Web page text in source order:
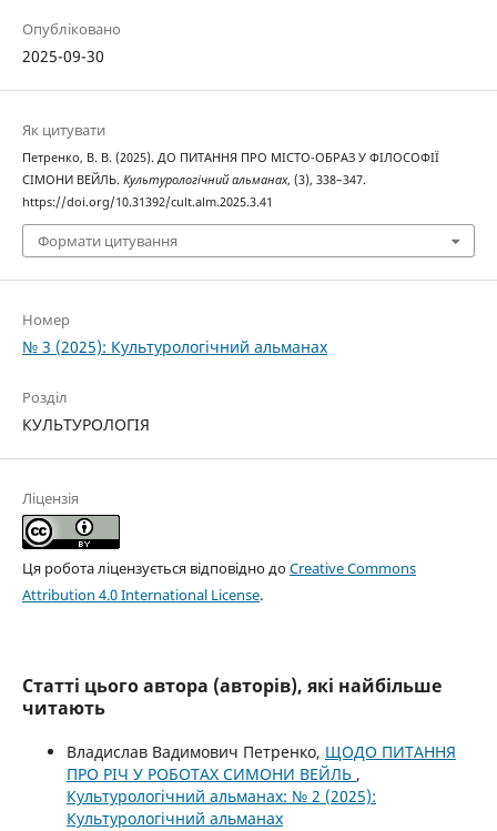
Опубліковано
2025-09-30
Як цитувати
Петренко, В. В. (2025). ДО ПИТАННЯ ПРО МІСТО-ОБРАЗ У ФІЛОСОФІЇ
СІМОНИ ВЕЙЛЬ. Культурологічний альманах, (3), 338–347.
https://doi.org/10.31392/cult.alm.2025.3.41
Формати цитування
Номер
№ 3 (2025): Культурологічний альманах
Розділ
КУЛЬТУРОЛОГІЯ
Ліцензія
Ця робота ліцензується відповідно доCreative Commons
Attribution 4.0 International License.
Статті цього автора (авторів), які найбільше
читають
Владислав Вадимович Петренко, ЩОДО ПИТАННЯ
ПРО РІЧ У РОБОТАХ СИМОНИ ВЕЙЛЬ ,
Культурологічний альманах: № 2 (2025):
Культурологічний альманах